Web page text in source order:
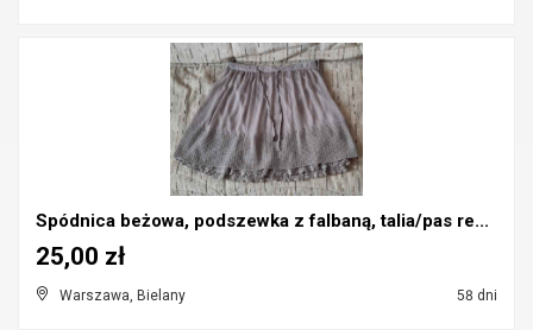
Spódnica beżowa, podszewka z falbaną, talia/pas re...
Warszawa, Bielany 58 dni
25,00 zł